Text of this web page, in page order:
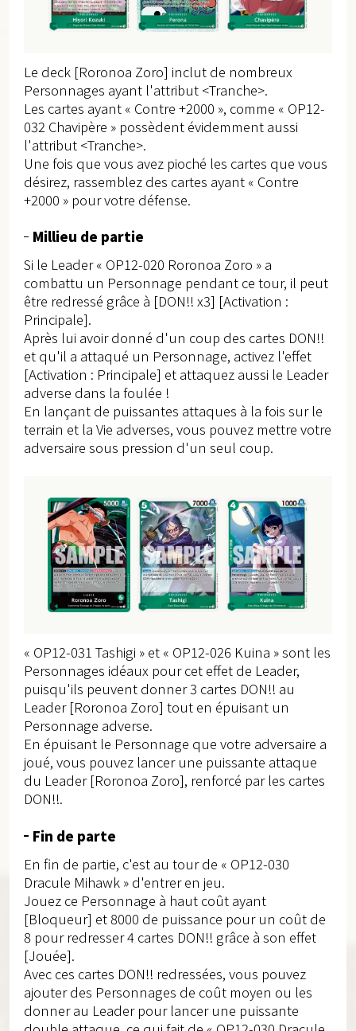
Le deck [Roronoa Zoro] inclut de nombreux
Personnages ayant l'attribut <Tranche>.
Les cartes ayant « Contre +2000 », comme « OP12-
032 Chavipère » possèdent évidemment aussi
l'attribut <Tranche>.
Une fois que vous avez pioché les cartes que vous
désirez, rassemblez des cartes ayant « Contre
+2000 » pour votre défense.
Millieu de partie
Si le Leader « OP12-020 Roronoa Zoro » a
combattu un Personnage pendant ce tour, il peut
être redressé grâce à [DON!! x3] [Activation :
Principale].
Après lui avoir donné d'un coup des cartes DON!!
et qu'il a attaqué un Personnage, activez l'effet
[Activation : Principale] et attaquez aussi le Leader
adverse dans la foulée !
En lançant de puissantes attaques à la fois sur le
terrain et la Vie adverses, vous pouvez mettre votre
adversaire sous pression d'un seul coup.
« OP12-031 Tashigi » et « OP12-026 Kuina » sont les
Personnages idéaux pour cet effet de Leader,
puisqu'ils peuvent donner 3 cartes DON!! au
Leader [Roronoa Zoro] tout en épuisant un
Personnage adverse.
En épuisant le Personnage que votre adversaire a
joué, vous pouvez lancer une puissante attaque
du Leader [Roronoa Zoro], renforcé par les cartes
DON!!.
Fin de parte
En fin de partie, c'est au tour de « OP12-030
Dracule Mihawk » d'entrer en jeu.
Jouez ce Personnage à haut coût ayant
[Bloqueur] et 8000 de puissance pour un coût de
8 pour redresser 4 cartes DON!! grâce à son effet
[Jouée].
Avec ces cartes DON!! redressées, vous pouvez
ajouter des Personnages de coût moyen ou les
donner au Leader pour lancer une puissante